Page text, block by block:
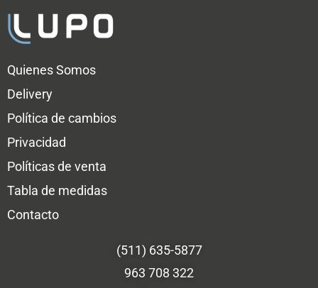
Quienes Somos
Delivery
Política de cambios
Privacidad
Políticas de venta
Tabla de medidas
Contacto
(511) 635-5877
963 708 322